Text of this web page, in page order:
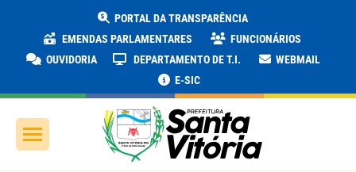
PORTAL DA TRANSPARÊNCIA
EMENDAS PARLAMENTARES
FUNCIONÁRIOS
OUVIDORIA
DEPARTAMENTO DE T.I.
WEBMAIL
E-SIC